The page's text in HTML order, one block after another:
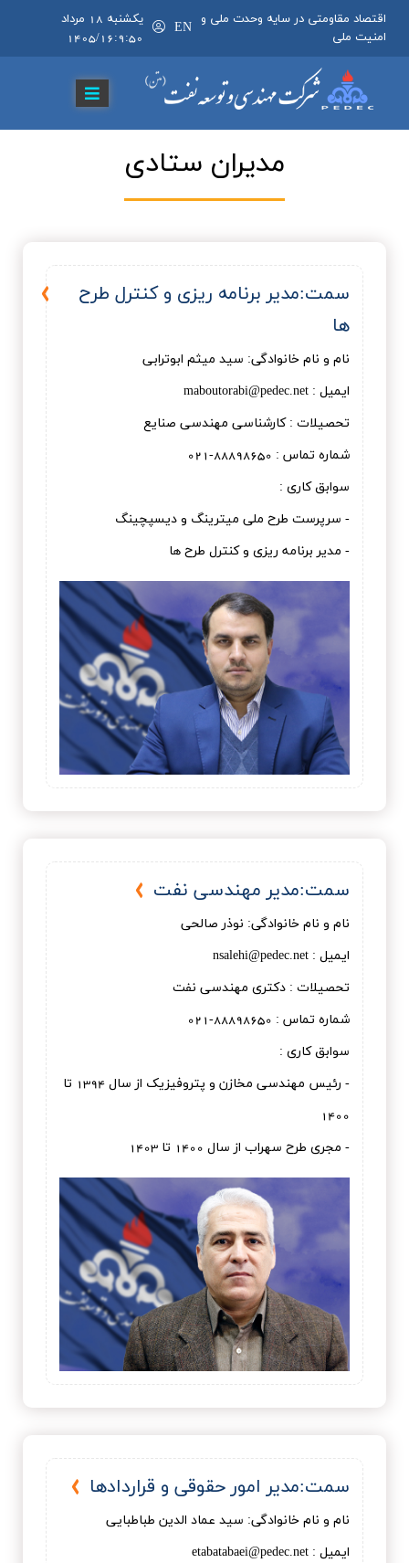
اقتصاد مقاومتی در سایه وحدت ملی و
امنیت ملی
EN
يکشنبه 18 مرداد
1405/16:9:50
مديران ستادي
سمت:مدير برنامه ریزی و کنترل طرح
ها
نام و نام خانوادگی: سيد ميثم ابوترابی
ایمیل : maboutorabi@pedec.net
تحصیلات : کارشناسی مهندسی صنایع
شماره تماس : 88898650-021
سوابق کاری :
- سرپرست طرح ملی میترینگ و دیسپچینگ
- مدیر برنامه ریزی و کنترل طرح ها
سمت:مدير مهندسی نفت
نام و نام خانوادگی: نوذر صالحی
ایمیل : nsalehi@pedec.net
تحصیلات : دكتری مهندسی نفت
شماره تماس : 88898650-021
سوابق کاری :
- رئیس مهندسی مخازن و پتروفیزیک از سال 1394 تا
1400
- مجری طرح سهراب از سال 1400 تا 1403
سمت:مدیر امور حقوقی و قراردادها
نام و نام خانوادگی: سید عماد الدین طباطبایی
ایمیل : etabatabaei@pedec.net